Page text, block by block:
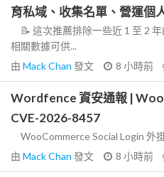
育私域、收集名單、營運個
📝 這次推薦排除一些近 1 至 2
相關數據可供...
由 Mack Chan 發文 8 小時前
Wordfence 資安通報 |
CVE-2026-8457
WooCommerce Social Login 外
由 Mack Chan 發文 8 小時前